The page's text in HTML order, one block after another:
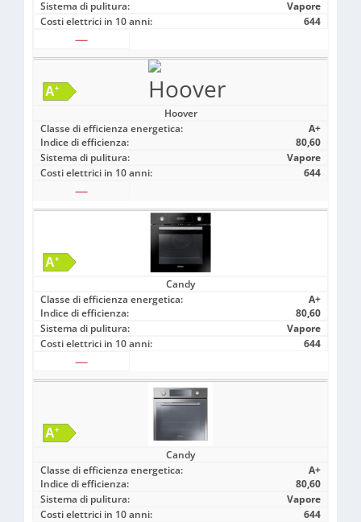
Sistema di pulitura:
Vapore
Costi elettrici in 10 anni:
644
—
Hoover
Classe di efficienza energetica:
A+
Indice di efficienza:
80,60
Sistema di pulitura:
Vapore
Costi elettrici in 10 anni:
644
—
Candy
Classe di efficienza energetica:
A+
Indice di efficienza:
80,60
Sistema di pulitura:
Vapore
Costi elettrici in 10 anni:
644
—
Candy
Classe di efficienza energetica:
A+
Indice di efficienza:
80,60
Sistema di pulitura:
Vapore
Costi elettrici in 10 anni:
644